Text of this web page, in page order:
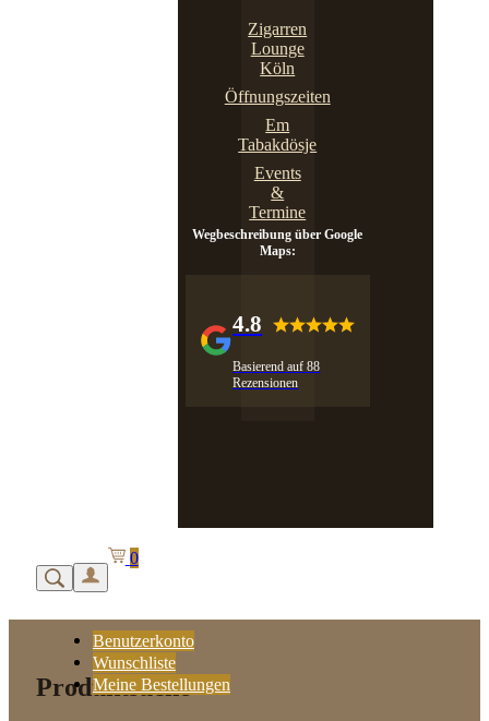
Zigarren
Lounge
Köln
Öffnungszeiten
Em
Tabakdösje
Events
&
Termine
Wegbeschreibung über Google
Maps:
4.8
Basierend auf 88
Rezensionen
Benutzerkonto
Wunschliste
Meine Bestellungen
0
Produktsuche